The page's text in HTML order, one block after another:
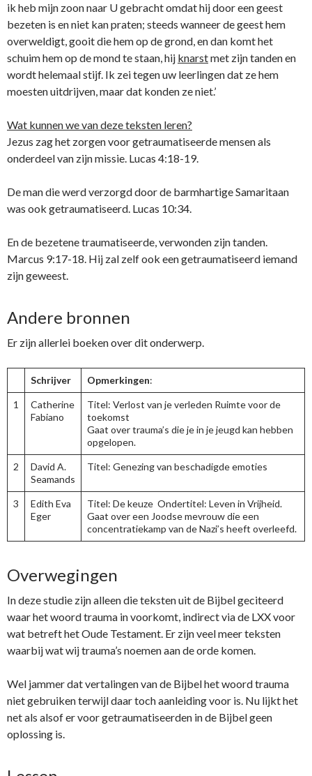
ik heb mijn zoon naar U gebracht omdat hij door een geest
bezeten is en niet kan praten; steeds wanneer de geest hem
overweldigt, gooit die hem op de grond, en dan komt het
schuim hem op de mond te staan, hij knarstmet zijn tanden en
wordt helemaal stijf. Ik zei tegen uw leerlingen dat ze hem
moesten uitdrijven, maar dat konden ze niet.’
Wat kunnen we van deze teksten leren?
Jezus zag het zorgen voor getraumatiseerde mensen als
onderdeel van zijn missie. Lucas 4:18-19.
De man die werd verzorgd door de barmhartige Samaritaan
was ook getraumatiseerd. Lucas 10:34.
En de bezetene traumatiseerde, verwonden zijn tanden.
Marcus 9:17-18. Hij zal zelf ook een getraumatiseerd iemand
zijn geweest.
Andere bronnen
Er zijn allerlei boeken over dit onderwerp.
Schrijver Opmerkingen:
1
Catherine
Fabiano
Titel: Verlost van je verleden Ruimte voor de
toekomst
Gaat over trauma’s die je in je jeugd kan hebben
opgelopen.
2
David A.
Seamands
Titel: Genezing van beschadigde emoties
3
Edith Eva
Eger
Titel: De keuze Ondertitel: Leven in Vrijheid.
Gaat over een Joodse mevrouw die een
concentratiekamp van de Nazi’s heeft overleefd.
Overwegingen
In deze studie zijn alleen die teksten uit de Bijbel geciteerd
waar het woord trauma in voorkomt, indirect via de LXX voor
wat betreft het Oude Testament. Er zijn veel meer teksten
waarbij wat wij trauma’s noemen aan de orde komen.
Wel jammer dat vertalingen van de Bijbel het woord trauma
niet gebruiken terwijl daar toch aanleiding voor is. Nu lijkt het
net als alsof er voor getraumatiseerden in de Bijbel geen
oplossing is.